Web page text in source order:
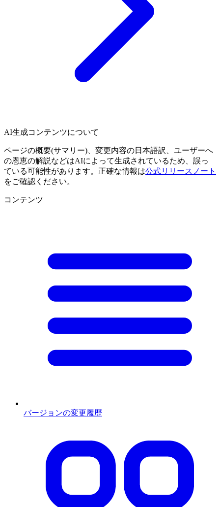
AI生成コンテンツについて
ページの概要(サマリー)、変更内容の日本語訳、ユーザーへ
の恩恵の解説などはAIによって生成されているため、誤っ
ている可能性があります。正確な情報は公式リリースノート
をご確認ください。
コンテンツ
バージョンの変更履歴